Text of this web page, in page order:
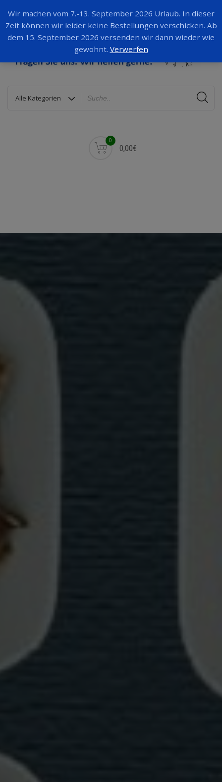
0
0,00€
Wir machen vom 7.-13. September 2026 Urlaub. In dieser
Zeit können wir leider keine Bestellungen verschicken. Ab
dem 15. September 2026 versenden wir dann wieder wie
gewohnt. Verwerfen